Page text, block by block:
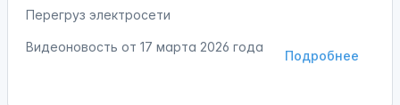
Перегруз электросети
Подробнее
Видеоновость от 17 марта 2026 года